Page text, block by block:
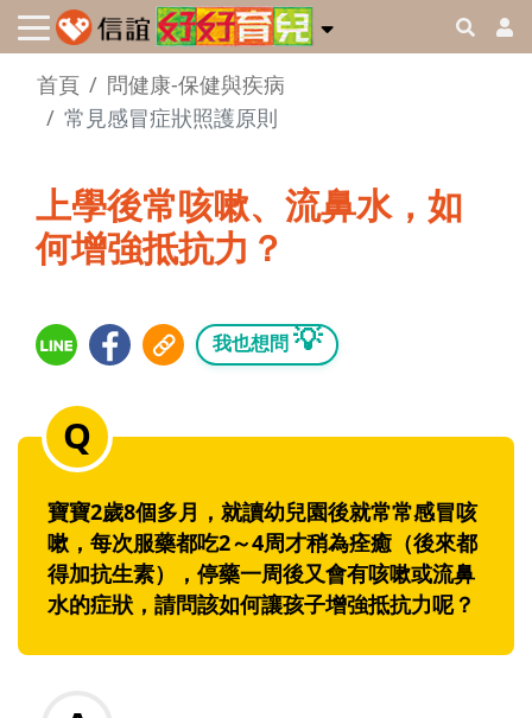
首頁
問健康-保健與疾病
常見感冒症狀照護原則
上學後常咳嗽、流鼻水，如
何增強抵抗力？
我也想問 💡
寶寶2歲8個多月，就讀幼兒園後就常常感冒咳
嗽，每次服藥都吃2～4周才稍為痊癒（後來都
得加抗生素），停藥一周後又會有咳嗽或流鼻
水的症狀，請問該如何讓孩子增強抵抗力呢？